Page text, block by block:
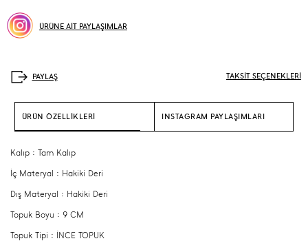
ÜRÜNE AİT PAYLAŞIMLAR
TAKSİT SEÇENEKLERİ
ÜRÜN ÖZELLİKLERİ INSTAGRAM PAYLAŞIMLARI
Kalıp : Tam Kalıp
İç Materyal : Hakiki Deri
Dış Materyal : Hakiki Deri
Topuk Boyu : 9 CM
Topuk Tipi : İNCE TOPUK